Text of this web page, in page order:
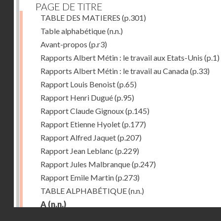
PAGE DE TITRE
TABLE DES MATIERES (p.301)
Table alphabétique(n.n.)
Avant-propos (p.r3)
Rapports Albert Métin : le travail aux Etats-Unis (p.1)
Rapports Albert Métin : le travail au Canada(p.33)
Rapport Louis Benoist(p.65)
Rapport Henri Dugué(p.95)
Rapport Claude Gignoux(p.145)
Rapport Etienne Hyolet(p.177)
Rapport Alfred Jaquet(p.207)
Rapport Jean Leblanc (p.229)
Rapport Jules Malbranque(p.247)
Rapport Emile Martin(p.273)
TABLE ALPHABÉTIQUE(n.n.)
A (n.n.)